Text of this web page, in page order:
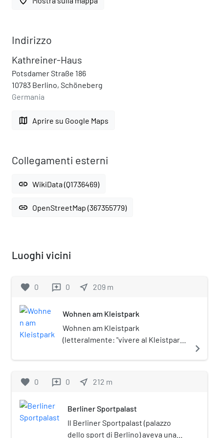
Indirizzo
Kathreiner-Haus
Potsdamer Straße 186
10783 Berlino, Schöneberg
Germania
map Aprire su Google Maps
Collegamenti esterni
link WikiData (Q1736469)
link OpenStreetMap (367355779)
Luoghi vicini
favorite 0 reviews 0 near_me 209 m
Wohnen am Kleistpark
Wohnen am Kleistpark
(letteralmente: "vivere al Kleistpark",
pubblico) è un edificio residenziale
Schöneberg. Importante esempio di
XX secolo, è posto sotto tutela
monumentale
(Denkmalschutz).Scherzosamente è
navigate_next
favorite 0 reviews 0 near_me 212 m
Berliner Sportpalast
Il Berliner Sportpalast (palazzo
dello sport di Berlino) aveva una